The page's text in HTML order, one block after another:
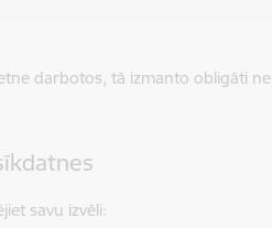
darbotos, tā izmanto obligāti
savu izvēli: